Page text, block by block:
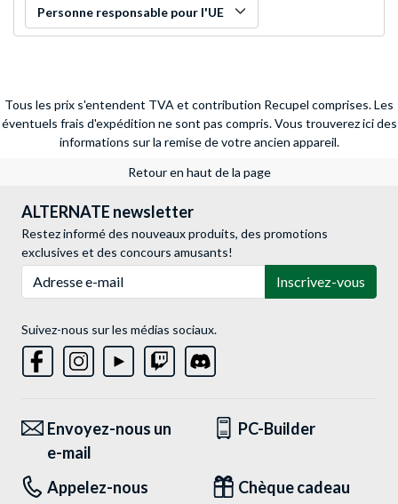
Personne responsable pour l'UE
Tous les prix s'entendent TVA et contribution Recupel comprises. Les
éventuels frais d'expédition ne sont pas compris. Vous trouverez ici des
informations sur la remise de votre ancien appareil.
Retour en haut de la page
ALTERNATE newsletter
Restez informé des nouveaux produits, des promotions
exclusives et des concours amusants!
Inscrivez-vous
Suivez-nous sur les médias sociaux.
Envoyez-nous un
e-mail
PC-Builder
Appelez-nous Chèque cadeau